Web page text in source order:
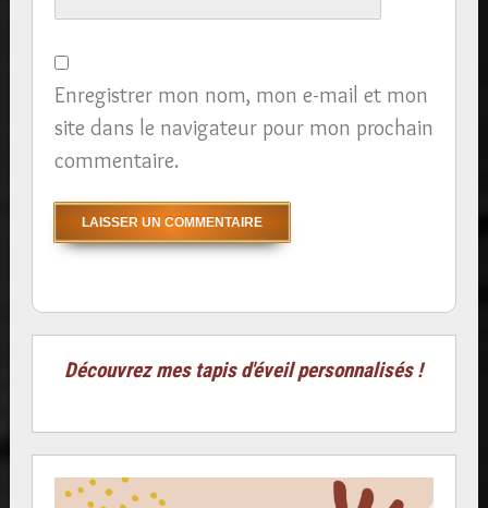
Enregistrer mon nom, mon e-mail et mon
site dans le navigateur pour mon prochain
commentaire.
Découvrez mes tapis d'éveil personnalisés !